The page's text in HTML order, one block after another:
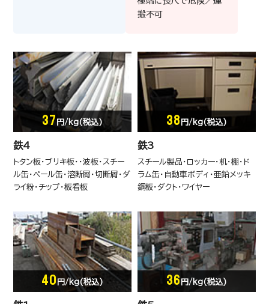
搬不可
37 円/kg(税込)
鉄4
トタン板・ブリキ板・・波板・スチー
ル缶・ペール缶・溶断屑・切断屑・ダ
ライ粉・チップ・板看板
38 円/kg(税込)
鉄3
スチール製品・ロッカー・机・棚・ド
ラム缶・自動車ボディ・亜鉛メッキ
鋼板・ダクト・ワイヤー
40 円/kg(税込) 36 円/kg(税込)